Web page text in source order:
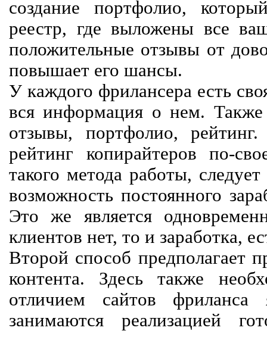
создание портфолио,
реестр, где выложены все
положительные отзывы от
повышает его шансы.
У каждого фрилансера есть
вся информация о нем. Также
отзывы, портфолио,
рейтинг копирайтеров по-
такого метода работы,
возможность постоянного
Это же является
клиентов нет, то и заработка,
Второй способ предполагает
контента. Здесь также
отличием сайтов
занимаются реализацией